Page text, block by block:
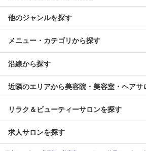
他のジャンルを探す
メニュー・カテゴリから探す
沿線から探す
近隣のエリアから美容院・美容室・ヘアサ
リラク＆ビューティーサロンを探す
求人サロンを探す